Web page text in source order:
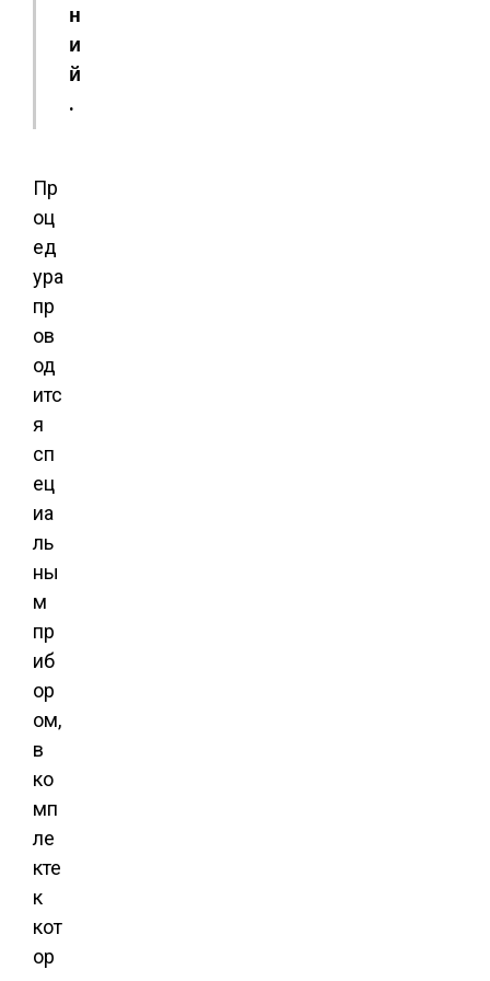
н
и
й
.
Пр
оц
ед
ура
пр
ов
од
итс
я
сп
ец
иа
ль
ны
м
пр
иб
ор
ом,
в
ко
мп
ле
кте
к
кот
ор